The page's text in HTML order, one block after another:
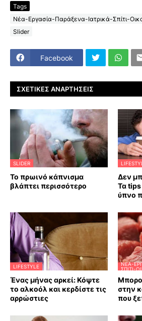
Tags
Νέα-Εργασία-Παράξενα-Ιατρικά-Σπίτι-
Slider
Facebook
ΣΧΕΤΙΚΈΣ ΑΝΑΡΤΉΣΕΙΣ
SLIDER
Το πρωινό κάπνισμα
βλάπτει περισσότερο
Δεν
Τα
ύπνο
LIFESTYLE
Ένας μήνας αρκεί: Κόψτε
το αλκοόλ και κερδίστε τις
αρρώστιες
ΝΈΑ-
ΣΠΊΤΙ-
στην
που